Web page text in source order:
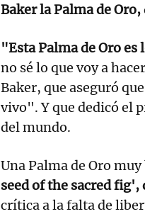
Baker la Palma de Oro,
"Esta Palma de Oro es
no sé lo que voy a
Baker, que aseguró
vivo". Y que dedicó el
del mundo.
Una Palma de Oro
seed of the sacred
crítica a la falta de